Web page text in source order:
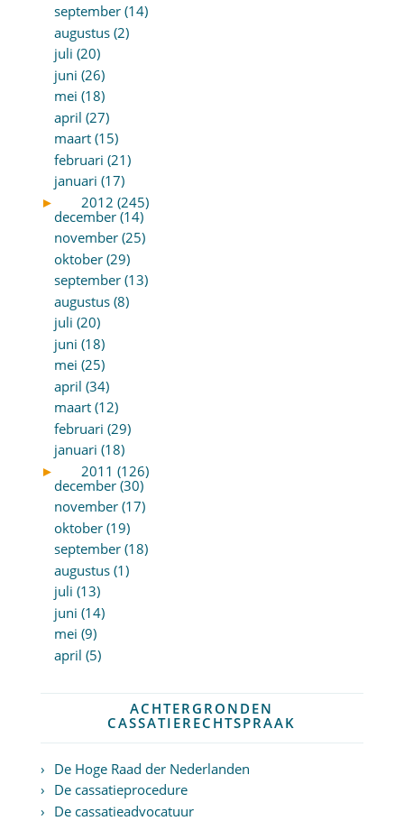
september (14)
augustus (2)
juli (20)
juni (26)
mei (18)
april (27)
maart (15)
februari (21)
januari (17)
►
2012 (245)
december (14)
november (25)
oktober (29)
september (13)
augustus (8)
juli (20)
juni (18)
mei (25)
april (34)
maart (12)
februari (29)
januari (18)
►
2011 (126)
december (30)
november (17)
oktober (19)
september (18)
augustus (1)
juli (13)
juni (14)
mei (9)
april (5)
ACHTERGRONDEN
CASSATIERECHTSPRAAK
De Hoge Raad der Nederlanden
De cassatieprocedure
De cassatieadvocatuur